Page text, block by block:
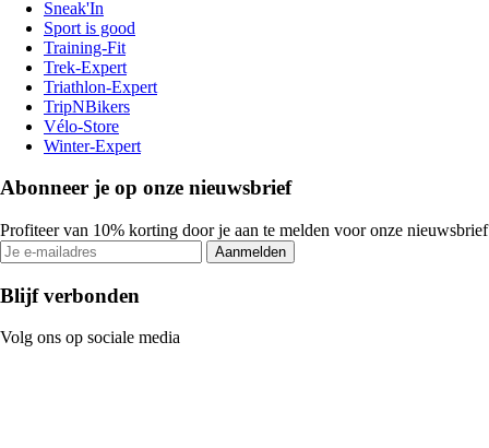
Sneak'In
Sport is good
Training-Fit
Trek-Expert
Triathlon-Expert
TripNBikers
Vélo-Store
Winter-Expert
Abonneer je op onze nieuwsbrief
Profiteer van 10% korting door je aan te melden voor onze nieuwsbrief
Aanmelden
Blijf verbonden
Volg ons op sociale media